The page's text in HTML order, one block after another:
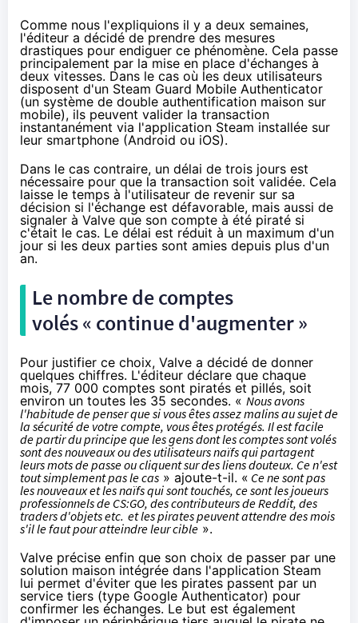
Comme nous l'expliquions il y a deux semaines,
l'éditeur a décidé de prendre des mesures
drastiques pour endiguer ce phénomène. Cela passe
principalement par la mise en place d'échanges à
deux vitesses. Dans le cas où les deux utilisateurs
disposent d'un Steam Guard Mobile Authenticator
(un système de double authentification maison sur
mobile), ils peuvent valider la transaction
instantanément via l'application Steam installée sur
leur smartphone (Android ou iOS).
Dans le cas contraire, un délai de trois jours est
nécessaire pour que la transaction soit validée. Cela
laisse le temps à l'utilisateur de revenir sur sa
décision si l'échange est défavorable, mais aussi de
signaler à Valve que son compte à été piraté si
c'était le cas. Le délai est réduit à un maximum d'un
jour si les deux parties sont amies depuis plus d'un
an.
Le nombre de comptes
volés « continue d'augmenter »
Pour justifier ce choix, Valve a décidé de donner
quelques chiffres. L'éditeur déclare que chaque
mois, 77 000 comptes sont piratés et pillés, soit
environ un toutes les 35 secondes. « Nous avons
l'habitude de penser que si vous êtes assez malins au sujet de
la sécurité de votre compte, vous êtes protégés. Il est facile
de partir du principe que les gens dont les comptes sont volés
sont des nouveaux ou des utilisateurs naïfs qui partagent
leurs mots de passe ou cliquent sur des liens douteux. Ce n'est
tout simplement pas le cas » ajoute-t-il. « Ce ne sont pas
les nouveaux et les naïfs qui sont touchés, ce sont les joueurs
professionnelsde CS:GO, des contributeurs de Reddit, des
traders d'objets etc. et les pirates peuvent attendre des mois
s'il le faut pour atteindre leur cible ».
Valve précise enfin que son choix de passer par une
solution maison intégrée dans l'application Steam
lui permet d'éviter que les pirates passent par un
service tiers (type Google Authenticator) pour
confirmer les échanges. Le but est également